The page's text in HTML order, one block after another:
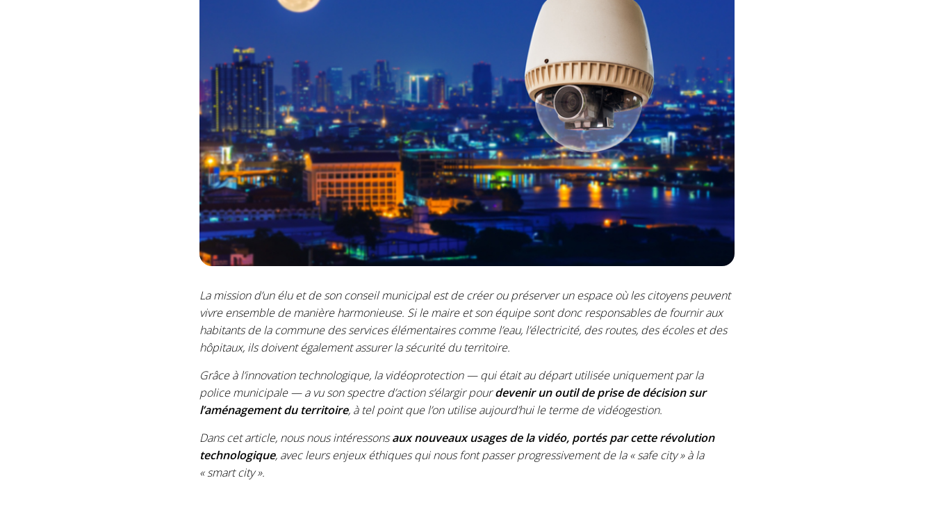
La mission d’un élu et de son conseil municipal est de créer ou préserver un espace où les citoyens peuvent
vivre ensemble de manière harmonieuse. Si le maire et son équipe sont donc responsables de fournir aux
habitants de la commune des services élémentaires comme l’eau, l’électricité, des routes, des écoles et des
hôpitaux, ils doivent également assurer la sécurité du territoire.
Grâce à l’innovation technologique, la vidéoprotection — qui était au départ utilisée uniquement par la
police municipale — a vu son spectre d’action s’élargir pourdevenir un outil de prise de décision sur
l’aménagement du territoire, à tel point que l’on utilise aujourd’hui le terme de vidéogestion.
Dans cet article, nous nous intéressonsaux nouveaux usages de la vidéo, portés par cette révolution
technologique, avec leurs enjeux éthiques qui nous font passer progressivement de la « safe city » à la
« smart city ».